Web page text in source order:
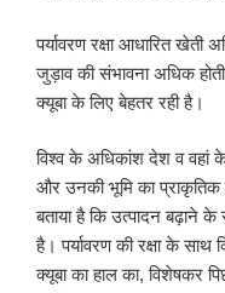
पर्यावरण रक्षा आधारित
जुड़ाव की संभावना अधिक
क्यूबा के लिए बेहतर रही है।
विश्व के अधिकांश देश व वहां
और उनकी भूमि का
बताया है कि उत्पादन बढ़ाने
है। पर्यावरण की रक्षा के
क्यूबा का हाल का, विशेषकर